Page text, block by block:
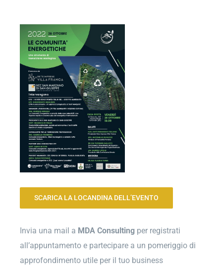
SCARICA LA LOCANDINA DELL’EVENTO
Invia una mail a MDA Consultingper registrati
all’appuntamento e partecipare a un pomeriggio di
approfondimento utile per il tuo business